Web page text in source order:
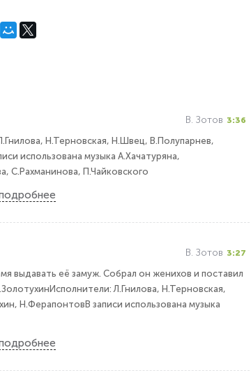
В. Зотов 3:36
Н.Терновская, Н.Швец, В.Полупарнев,
использована музыка А.Хачатуряна,
С.Рахманинова, П.Чайковского
В. Зотов 3:27
выдавать её замуж. Собрал он женихов и поставил
Л.Гнилова, Н.Терновская,
Н.ФерапонтовВ записи использована музыка